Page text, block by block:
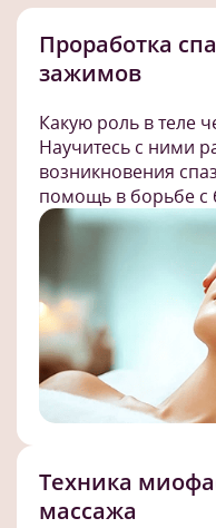
Проработка
зажимов
Какую роль в теле
Научитесь с ними
возникновения
помощь в борьбе с
Техника
массажа